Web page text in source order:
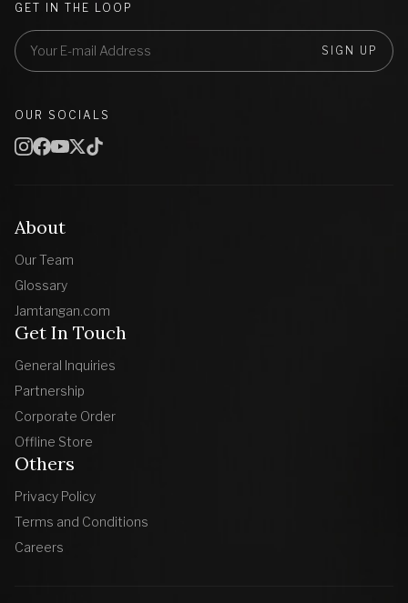
About
Our Team
Glossary
Jamtangan.com
Get In Touch
General Inquiries
Partnership
Corporate Order
Offline Store
Others
Privacy Policy
Terms and Conditions
Careers
GET IN THE LOOP
SIGN UP
OUR SOCIALS